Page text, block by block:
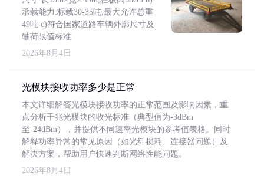
承载能力:标载30-35吨,最大允许总重
49吨 c)符合国家道路车辆外廓尺寸及
轴荷限值标准
2026年8月4日
光模块接收功率多少是正常
本文详细解答光模块接收功率的正常范围及影响因素，重
点分析千兆光模块的收光标准（典型值为-3dBm
至-24dBm），并提供不同速率光模块的参考值表格。同时
解释功率异常的常见原因（如光纤损耗、连接器问题）及
解决方案，帮助用户快速判断网络性能问题。
2026年8月4日